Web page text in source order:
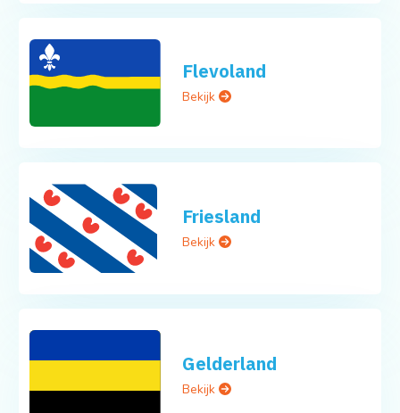
Flevoland
Bekijk
Friesland
Bekijk
Gelderland
Bekijk